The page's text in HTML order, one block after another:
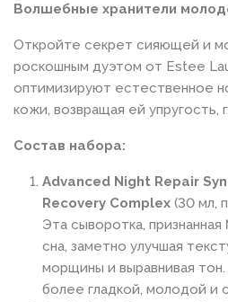
Волшебные хранители
Откройте секрет сияющей и
роскошным дуэтом от Estee
оптимизируют естественное
кожи, возвращая ей упругость,
Состав набора:
Advanced Night Repair
Recovery Complex (30 мл,
Эта сыворотка,
сна, заметно улучшая
морщины и выравнивая
более гладкой, молодой и